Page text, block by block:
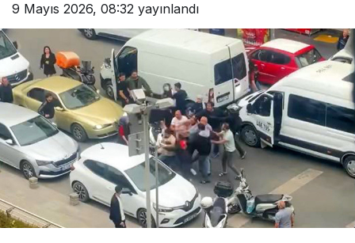
9 Mayıs 2026, 08:32 yayınlandı